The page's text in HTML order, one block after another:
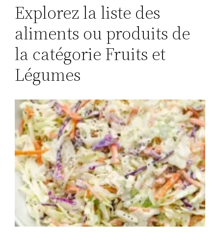
Explorez la liste des
aliments ou produits de
la catégorie Fruits et
Légumes